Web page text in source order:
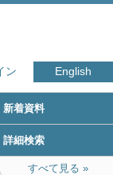
ン English
新着資料
詳細検索
すべて見る